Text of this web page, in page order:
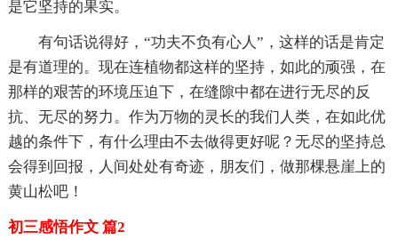
是它坚持的果实。
有句话说得好，“功夫不负有心人”，这样的话是肯定
是有道理的。现在连植物都这样的坚持，如此的顽强，在
那样的艰苦的环境压迫下，在缝隙中都在进行无尽的反
抗、无尽的努力。作为万物的灵长的我们人类，在如此优
越的条件下，有什么理由不去做得更好呢？无尽的坚持总
会得到回报，人间处处有奇迹，朋友们，做那棵悬崖上的
黄山松吧！
初三感悟作文 篇2